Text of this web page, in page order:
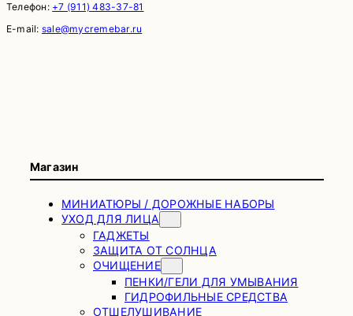
Телефон: +7 (911) 483-37-81
E-mail: sale@mycremebar.ru
Магазин
МИНИАТЮРЫ / ДОРОЖНЫЕ НАБОРЫ
УХОД ДЛЯ ЛИЦА
ГАДЖЕТЫ
ЗАЩИТА ОТ СОЛНЦА
ОЧИЩЕНИЕ
ПЕНКИ/ГЕЛИ ДЛЯ УМЫВАНИЯ
ГИДРОФИЛЬНЫЕ СРЕДСТВА
ОТШЕЛУШИВАНИЕ